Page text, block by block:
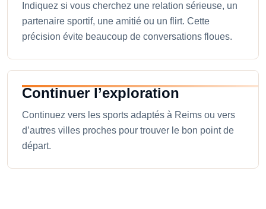
Indiquez si vous cherchez une relation sérieuse, un
partenaire sportif, une amitié ou un flirt. Cette
précision évite beaucoup de conversations floues.
Continuer l’exploration
Continuez vers les sports adaptés à Reims ou vers
d’autres villes proches pour trouver le bon point de
départ.